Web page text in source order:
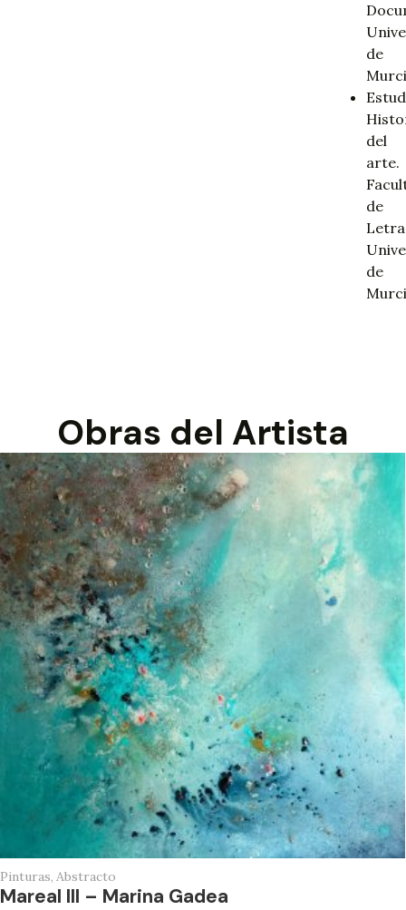
de
del
arte.
de
de
Obras del Artista
Pinturas, Abstracto
Mareal III – Marina Gadea